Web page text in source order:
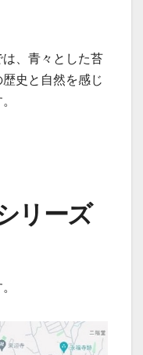
は、青々とした苔
史と自然を感じ
リーズ